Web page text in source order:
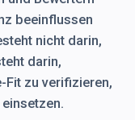
beeinflussen
nicht darin,
darin,
Fit zu verifizieren,